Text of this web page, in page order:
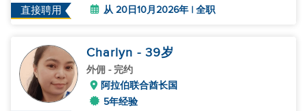
直接聘用
从 20日10月2026年 | 全职
Charlyn - 39岁
外佣 - 完约
阿拉伯联合酋长国
5年经验